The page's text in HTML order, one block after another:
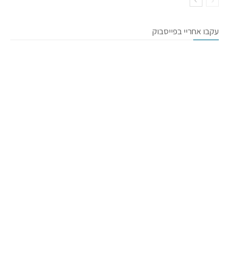
עקבו אחריי בפייסבוק